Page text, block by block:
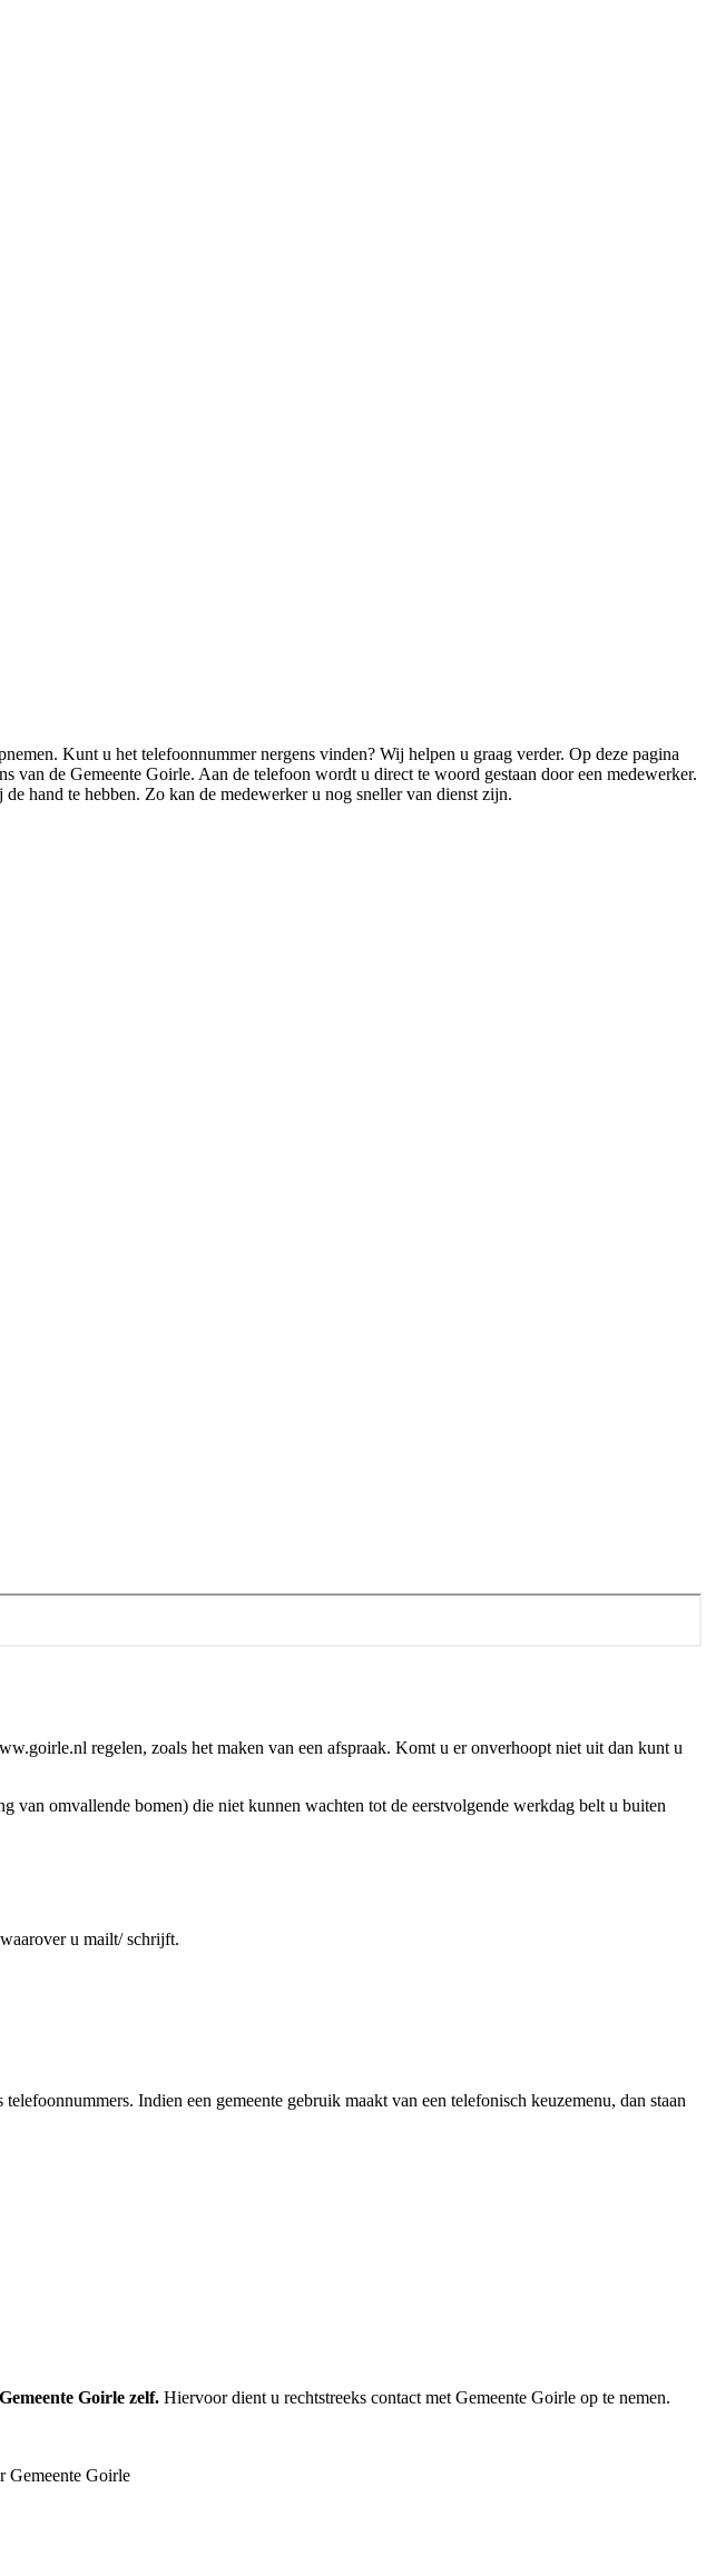
Kunt u het telefoonnummer nergens vinden? Wij helpen u graag verder. Op deze pagina
de Gemeente Goirle. Aan de telefoon wordt u direct te woord gestaan door een medewerker.
hand te hebben. Zo kan de medewerker u nog sneller van dienst zijn.
regelen, zoals het maken van een afspraak. Komt u er onverhoopt niet uit dan kunt u
van omvallende bomen) die niet kunnen wachten tot de eerstvolgende werkdag belt u buiten
u mailt/ schrijft.
Indien een gemeente gebruik maakt van een telefonisch keuzemenu, dan staan
Goirle zelf.Hiervoor dient u rechtstreeks contact met Gemeente Goirle op te nemen.
Gemeente Goirle